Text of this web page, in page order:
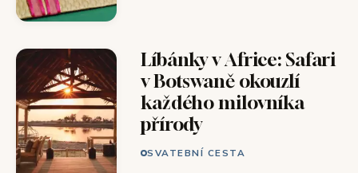
Líbánky v Africe: Safari
v Botswaně okouzlí
každého milovníka
přírody
SVATEBNÍ CESTA